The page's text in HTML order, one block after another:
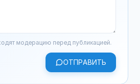
модерацию перед публикацией.
ОТПРАВИТЬ